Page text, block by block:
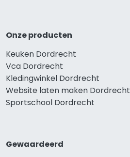
Onze producten
Keuken Dordrecht
Vca Dordrecht
Kledingwinkel Dordrecht
Website laten maken Dordrecht
Sportschool Dordrecht
Gewaardeerd